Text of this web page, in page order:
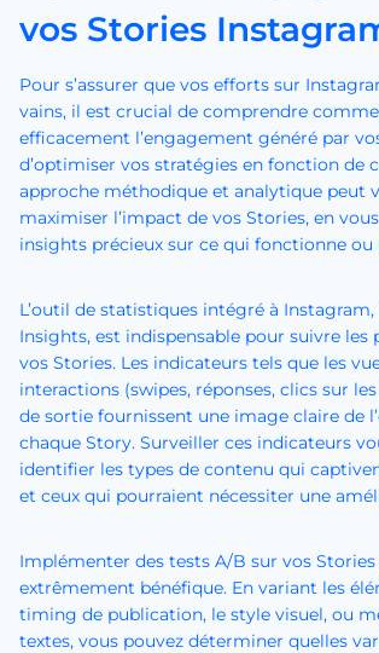
vos Stories
Pour s’assurer que vos efforts sur
vains, il est crucial de comprendre
efficacement l’engagement généré par
d’optimiser vos stratégies en fonction de
approche méthodique et analytique peut
maximiser l’impact de vos Stories, en
insights précieux sur ce qui fonctionne ou
L’outil de statistiques intégré à
Insights, est indispensable pour suivre les
vos Stories. Les indicateurs tels que les
interactions (swipes, réponses, clics sur
de sortie fournissent une image claire de
chaque Story. Surveiller ces indicateurs
identifier les types de contenu qui
et ceux qui pourraient nécessiter une
Implémenter des tests A/B sur vos
extrêmement bénéfique. En variant les
timing de publication, le style visuel, ou
textes, vous pouvez déterminer quelles